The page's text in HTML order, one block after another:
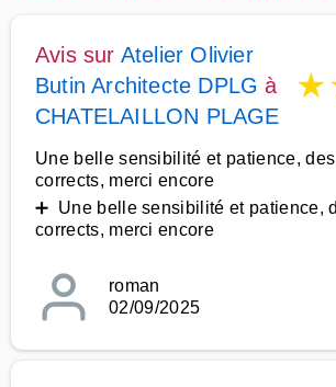
Avis sur Atelier Olivier
Butin Architecte DPLG à
CHATELAILLON PLAGE
★
Une belle sensibilité et patience,
corrects, merci encore
➕ Une belle sensibilité et patience,
corrects, merci encore
roman
02/09/2025